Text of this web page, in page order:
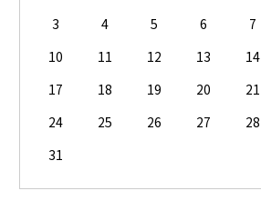
3
4 5 6 7
10
11 12 13 14
17
18 19 20 21
24
25 26 27 28
31